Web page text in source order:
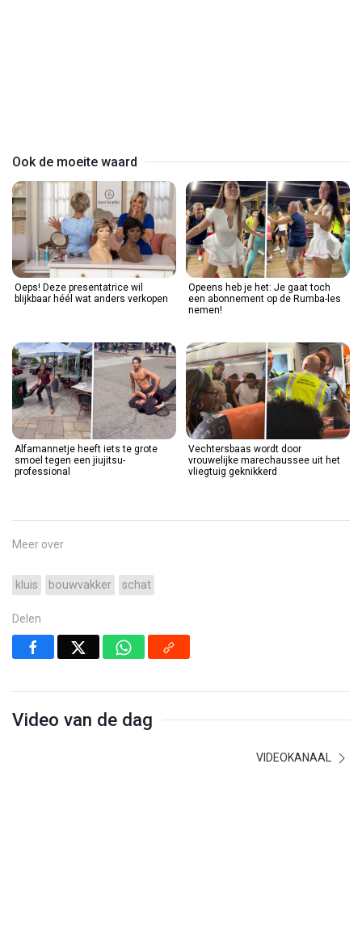
Ook de moeite waard
Oeps! Deze presentatrice wil
blijkbaar héél wat anders verkopen
Opeens heb je het: Je gaat toch
een abonnement op de Rumba-les
nemen!
Alfamannetje heeft iets te grote
smoel tegen een jiujitsu-
professional
Vechtersbaas wordt door
vrouwelijke marechaussee uit het
vliegtuig geknikkerd
Meer over
kluis bouwvakker schat
Delen
Video van de dag
VIDEOKANAAL